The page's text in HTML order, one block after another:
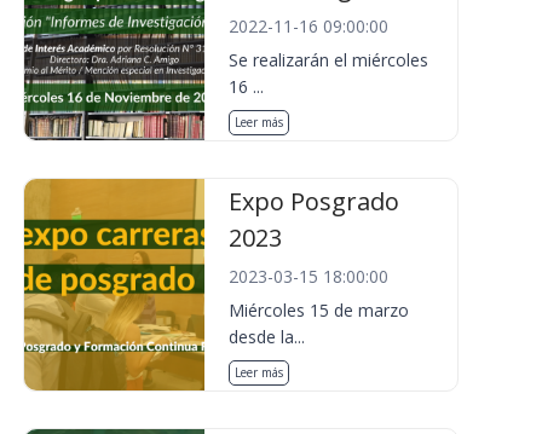
2022-11-16 09:00:00
Se realizarán el miércoles
16 ...
Leer más
Expo Posgrado
2023
2023-03-15 18:00:00
Miércoles 15 de marzo
desde la...
Leer más